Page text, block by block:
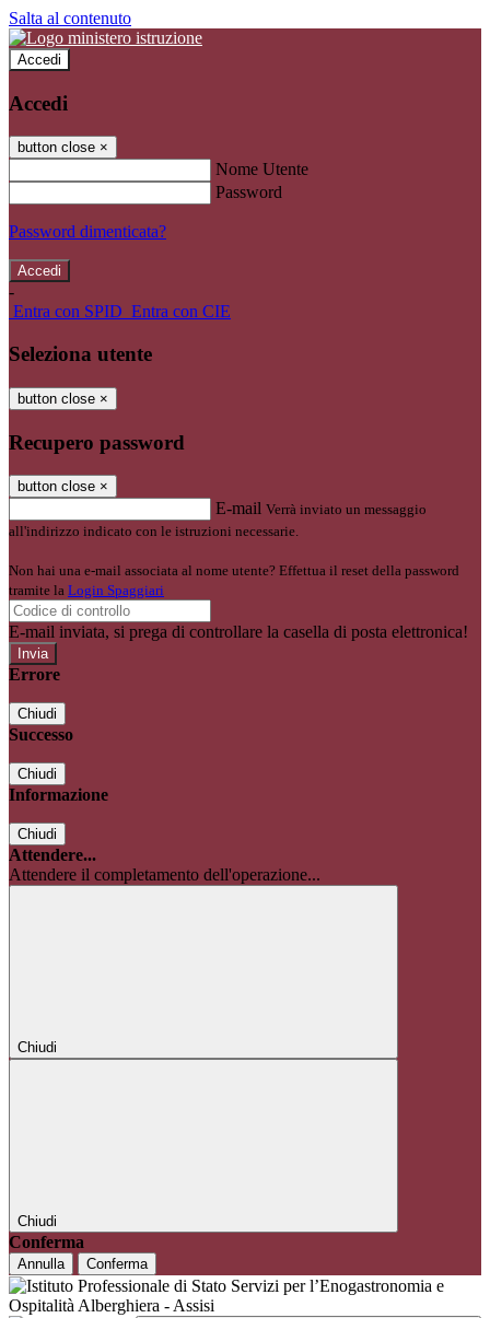
Salta al contenuto
Accedi
Accedi
button close ×
Nome Utente
Password
Password dimenticata?
-
Entra con SPID Entra con CIE
Seleziona utente
button close ×
Recupero password
button close ×
E-mail Verrà inviato un messaggio
all'indirizzo indicato con le istruzioni necessarie.
Non hai una e-mail associata al nome utente? Effettua il reset della password
tramite la Login Spaggiari
E-mail inviata, si prega di controllare la casella di posta elettronica!
Errore
Chiudi
Successo
Chiudi
Informazione
Chiudi
Attendere...
Attendere il completamento dell'operazione...
Chiudi
Chiudi
Conferma
Annulla Conferma